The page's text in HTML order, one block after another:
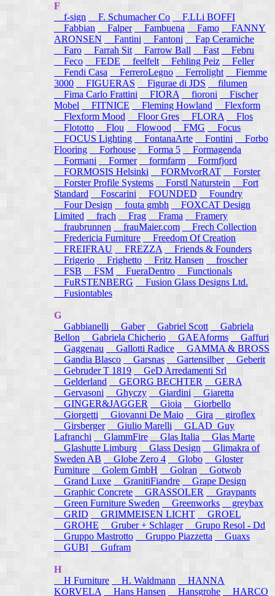
F
f-sign
F. Schumacher Co
F.LLi BOFFI
Fabbian
Falper Fambuena Famo
FANNY
ARONSEN
Fantini Fantoni
Fap Ceramiche
Faro
Farrah Sit Farrow Ball Fast
Febru
Feco
FEDE feelfelt Fehling Peiz
Feller
Fendi Casa
FerreroLegno Ferrolight
Fiemme
3000
FIGUERAS Figurae di JDS
filumen
Fima Carlo Frattini
FIORA fioroni
Fischer
Mobel
FITNICE Fleming Howland
Flexform
Flexform Mood
Floor Gres FLORA
Flos
Flototto
Flou Flowood FMG
Focus
FOCUS Lighting
FontanaArte Fontini
Forbo
Flooring
Forhouse Forma 5
Formagenda
Formani
Former formfarm
Formfjord
FORMOSIS Helsinki
FORMvorRAT
Forster
Forster Profile Systems
Forstl Naturstein
Fort
Standard
Foscarini FOUNDED
Foundry
Four Design
fouta gmbh
FOXCAT Design
Limited
frach Frag Frama
Framery
fraubrunnen
frauMaier.com
Frech Collection
Fredericia Furniture
Freedom Of Creation
FREIFRAU
FREZZA
Friends & Founders
Frigerio
Frighetto Fritz Hansen
froscher
FSB
FSM FueraDentro
Functionals
FuRSTENBERG
Fusion Glass Designs Ltd.
Fusiontables
G
Gabbianelli
Gaber Gabriel Scott
Gabriela
Bellon
Gabriela Chicherio GAEAforms
Gaffuri
Gaggenau
Gallotti Radice
GAMMA & BROSS
Gandia Blasco
Garsnas Gartensilber
Geberit
Gebruder T 1819
GeD Arredamenti Srl
Gelderland
GEORG BECHTER
GERA
Gervasoni
Ghyczy Giardini
Giaretta
GINGER&JAGGER
Gioia
Giorbello
Giorgetti
Giovanni De Maio Gira
giroflex
Girsberger
Giulio Marelli
GLAD_Guy
Lafranchi
GlammFire Glas Italia
Glas Marte
Glashutte Limburg
Glass Design
Glimakra of
Sweden AB
Globe Zero 4 Globo
Gloster
Furniture
Golem GmbH Golran
Gotwob
Grand Luxe
GranitiFiandre
Grape Design
Graphic Concrete
GRASSOLER
Graypants
Green Furniture Sweden
Greenworks
greybax
GRID
GRIMMEISEN LICHT
GROEL
GROHE
Gruber + Schlager
Grupo Resol - Dd
Gruppo Mastrotto
Gruppo Piazzetta
Guaxs
GUBI
Gufram
H
H Furniture
H. Waldmann
HANNA
KORVELA
Hans Hansen Hansgrohe HARCO